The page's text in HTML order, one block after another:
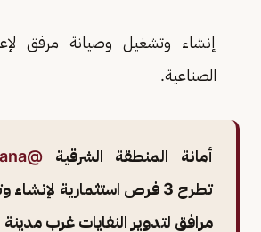
إنشاء وتشغيل وصيانة مرفق
الصناعية.
أمانة المنطقة الشرقية @EasternEamana
تطرح 3 فرص استثمارية
مرافق لتدوير النفايات غرب مدينة